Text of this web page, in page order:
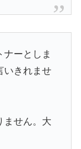
ーとしま
いきれませ
ません。大